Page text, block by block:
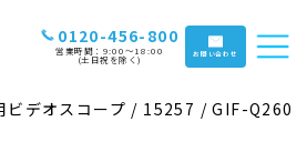
0120-456-800
営業時間：9:00〜18:00
(土日祝を除く) お問い合わせ
ビデオスコープ / 15257 / GIF-Q260